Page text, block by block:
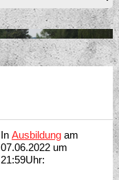
In Ausbildungam
07.06.2022 um
21:59Uhr: